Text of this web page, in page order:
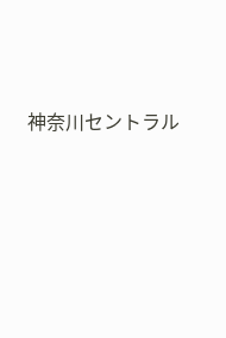
神奈川セントラル